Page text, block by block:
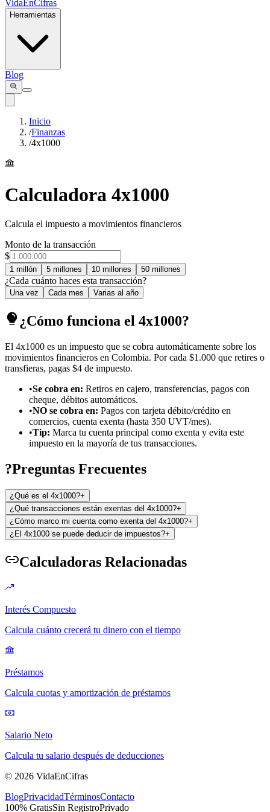
VidaEnCifras
Herramientas
Blog
Inicio
/Finanzas
/4x1000
Calculadora 4x1000
Calcula el impuesto a movimientos financieros
Monto de la transacción
$
1 millón 5 millones 10 millones 50 millones
¿Cada cuánto haces esta transacción?
Una vez Cada mes Varias al año
¿Cómo funciona el 4x1000?
El 4x1000 es un impuesto que se cobra automáticamente sobre los
movimientos financieros en Colombia. Por cada $1.000 que retires o
transfieras, pagas $4 de impuesto.
•Se cobra en: Retiros en cajero, transferencias, pagos con
cheque, débitos automáticos.
•NO se cobra en: Pagos con tarjeta débito/crédito en
comercios, cuenta exenta (hasta 350 UVT/mes).
•Tip: Marca tu cuenta principal como exenta y evita este
impuesto en la mayoría de tus transacciones.
?Preguntas Frecuentes
¿Qué es el 4x1000?+
¿Qué transacciones están exentas del 4x1000?+
¿Cómo marco mi cuenta como exenta del 4x1000?+
¿El 4x1000 se puede deducir de impuestos?+
Calculadoras Relacionadas
Interés Compuesto
Calcula cuánto crecerá tu dinero con el tiempo
Préstamos
Calcula cuotas y amortización de préstamos
Salario Neto
Calcula tu salario después de deducciones
© 2026 VidaEnCifras
BlogPrivacidadTérminosContacto
100% GratisSin RegistroPrivado